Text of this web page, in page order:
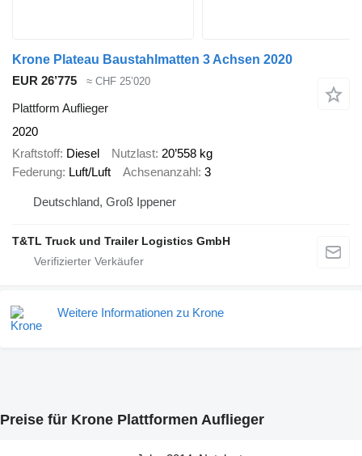
Krone Plateau Baustahlmatten 3 Achsen 2020
EUR 26’775
≈ CHF 25’020
Plattform Auflieger
2020
Kraftstoff Diesel Nutzlast 20’558 kg
Federung Luft/Luft Achsenanzahl 3
Deutschland, Groß Ippener
T&TL Truck und Trailer Logistics GmbH
Weitere Informationen zu Krone
Preise für Krone Plattformen Auflieger